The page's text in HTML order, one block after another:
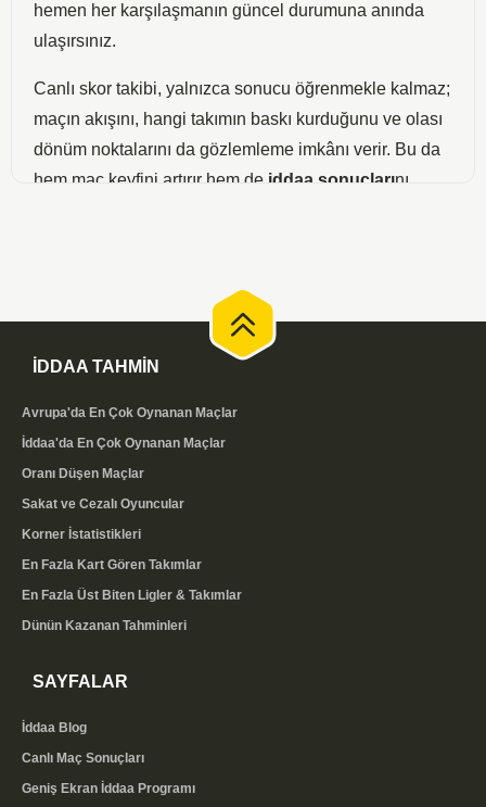
hemen her karşılaşmanın güncel durumuna anında
ulaşırsınız.
Canlı skor takibi, yalnızca sonucu öğrenmekle kalmaz;
maçın akışını, hangi takımın baskı kurduğunu ve olası
dönüm noktalarını da gözlemleme imkânı verir. Bu da
hem maç keyfini artırır hem de iddaa sonuçlarını
mobil cihazlarda akıcı bir takip deneyimi sağlar.
Bu skorları kendi sitenizde de yayınlamak isterseniz,
Kodu kopyalayıp sitenize yapıştırmanız yeterlidir;
skorlar bizim tarafımızda güncellendiği için ayrıca bir
işlem yapmanız gerekmez.
Canlı Skor Takibinin Avantajları
Anlık skor takibi, hem maç keyfi hem de bilinçli
değerlendirme açısından önemli avantajlar sunar.
Canlı maç sonuçları ekranıyla:
takip edebilirsiniz
Lig ve tarih filtreleriyle istediğiniz karşılaşmaya hızlıca
ulaşırsınız
İDDAA TAHMİN
Avrupa'da En Çok Oynanan Maçlar
İddaa'da En Çok Oynanan Maçlar
Oranı Düşen Maçlar
Sakat ve Cezalı Oyuncular
Korner İstatistikleri
En Fazla Kart Gören Takımlar
En Fazla Üst Biten Ligler & Takımlar
Dünün Kazanan Tahminleri
SAYFALAR
İddaa Blog
Canlı Maç Sonuçları
Geniş Ekran İddaa Programı